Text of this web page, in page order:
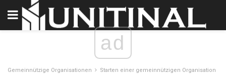
ad
Gemeinnützige Organisationen Starten einer gemeinnützigen Organisation